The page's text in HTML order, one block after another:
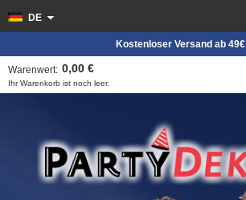
DE
Ihr Warenkorb ist noch leer.
Warenwert: 0,00 €
Kostenloser Versand ab 49€